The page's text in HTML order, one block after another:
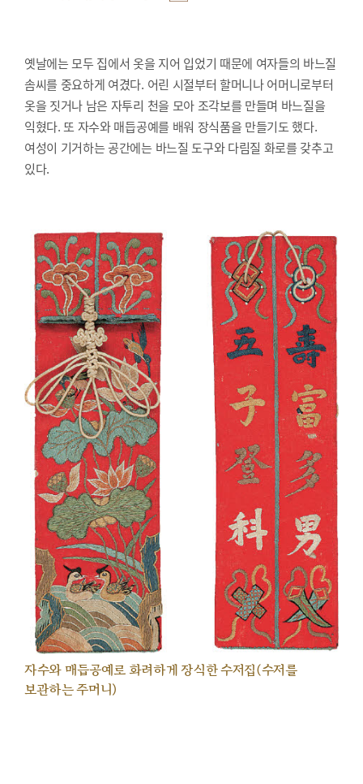
옛날에는 모두 집에서 옷을 지어 입었기 때문에 여자들의 바느질
솜씨를 중요하게 여겼다. 어린 시절부터 할머니나 어머니로부터
옷을 짓거나 남은 자투리 천을 모아 조각보를 만들며 바느질을
익혔다. 또 자수와 매듭공예를 배워 장식품을 만들기도 했다.
여성이 기거하는 공간에는 바느질 도구와 다림질 화로를 갖추고
있다.
자수와 매듭공예로 화려하게 장식한 수저집(수저를
보관하는 주머니)